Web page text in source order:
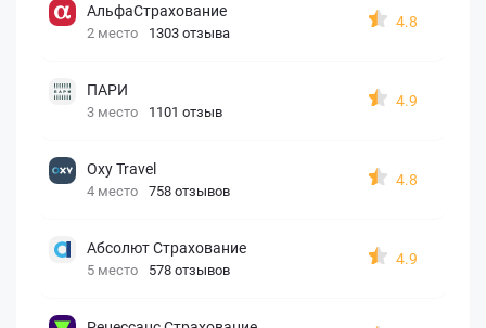
АльфаСтрахование
2 место 1303 отзыва
4.8
ПАРИ
3 место 1101 отзыв
4.9
Oxy Travel
4 место 758 отзывов
4.8
Абсолют Страхование
5 место 578 отзывов
4.9